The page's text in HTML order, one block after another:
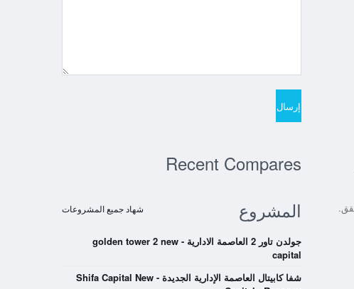
Recent Compares
المشروع
شهاد جميع المشروعات
جولدن تاور 2 العاصمة الادارية - golden tower 2 new
capital
شفا كابيتال العاصمة الإدارية الجديدة - Shifa Capital New